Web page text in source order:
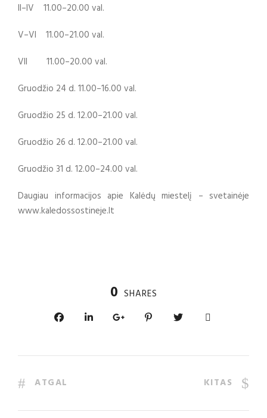
II–IV 11.00–20.00 val.
V–VI 11.00–21.00 val.
VII 11.00–20.00 val.
Gruodžio 24 d. 11.00–16.00 val.
Gruodžio 25 d. 12.00–21.00 val.
Gruodžio 26 d. 12.00–21.00 val.
Gruodžio 31 d. 12.00–24.00 val.
Daugiau informacijos apie Kalėdų miestelį – svetainėje
www.kaledossostineje.lt
0 SHARES
ATGAL KITAS